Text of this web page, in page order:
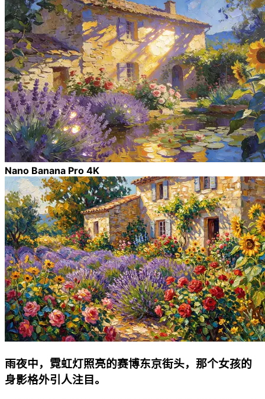
Nano Banana Pro 4K
雨夜中，霓虹灯照亮的赛博东京街头，那个女孩的
身影格外引人注目。